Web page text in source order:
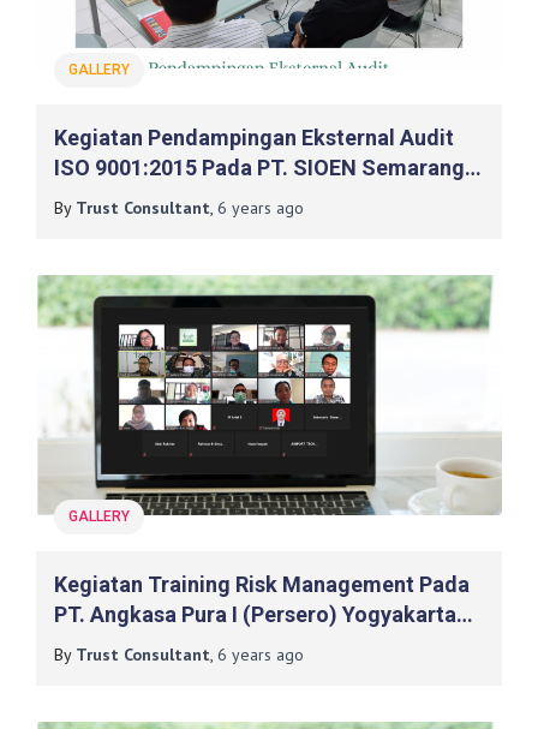
GALLERY
Kegiatan Pendampingan Eksternal Audit
ISO 9001:2015 Pada PT. SIOEN Semarang
Asia Oleh Auditor TUV Rheinland
By Trust Consultant, 6 years ago
GALLERY
Kegiatan Training Risk Management Pada
PT. Angkasa Pura I (Persero) Yogyakarta
International Airport
By Trust Consultant, 6 years ago